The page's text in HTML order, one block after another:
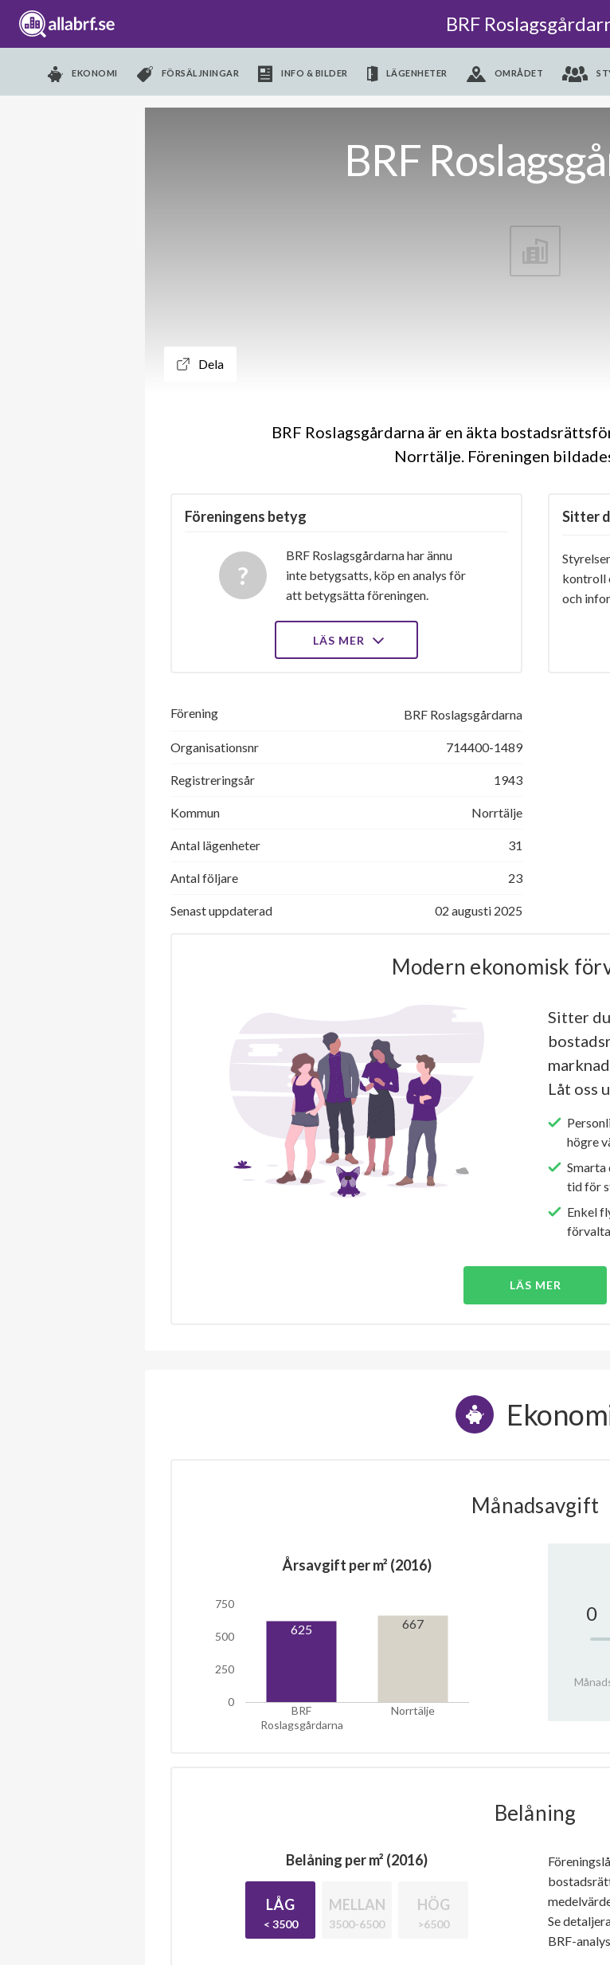
BRF
EKONOMI FÖRSÄLJNINGAR INFO & BILDER LÄGENHETER OMRÅDET
BRF
Dela
BRF Roslagsgårdarna är en äkta
Norrtälje. Föreningen
Föreningens betyg
BRF Roslagsgårdarna har ännu
inte betygsatts, köp en analys för
att betygsätta föreningen.
LÄS MER
Sitter
kontroll
och
Förening BRF Roslagsgårdarna
Organisationsnr 714400-1489
Registreringsår 1943
Kommun Norrtälje
Antal lägenheter 31
Antal följare 23
Senast uppdaterad 02 augusti 2025
Modern ekonomisk
Sitter
Låt oss
högre
tid för
Enkel
LÄS MER
Månadsavgift
Årsavgift per m² (2016)
BRF
Roslagsgårdarna
Norrtälje
0
250
500
750
625 667 0
Belåning
Belåning per m² (2016)
LÅG
< 3500
MELLAN
3500-6500
HÖG
>6500
Se
BRF-